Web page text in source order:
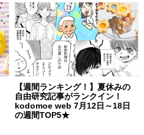
【週間ランキング！】夏休みの
自由研究記事がランクイン！
kodomoe web 7月12日～18日
の週間TOP5★